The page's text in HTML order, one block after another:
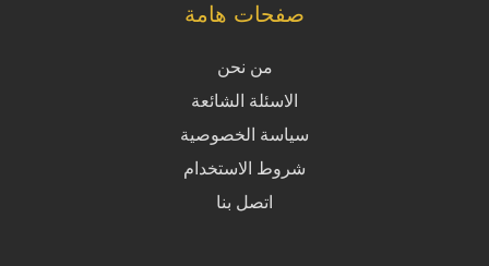
صفحات هامة
من نحن
الاسئلة الشائعة
سياسة الخصوصية
شروط الاستخدام
اتصل بنا